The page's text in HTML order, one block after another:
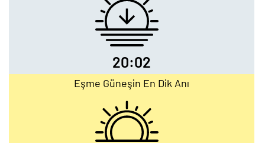
20:02
Eşme Güneşin En Dik Anı